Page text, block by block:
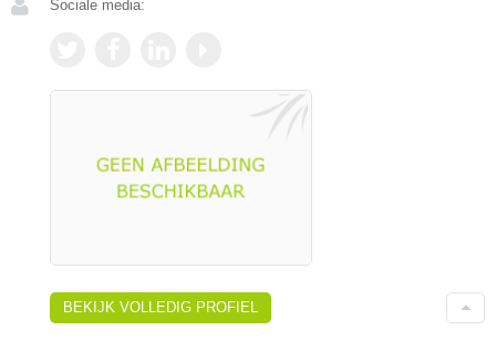
Sociale media:
BEKIJK VOLLEDIG PROFIEL